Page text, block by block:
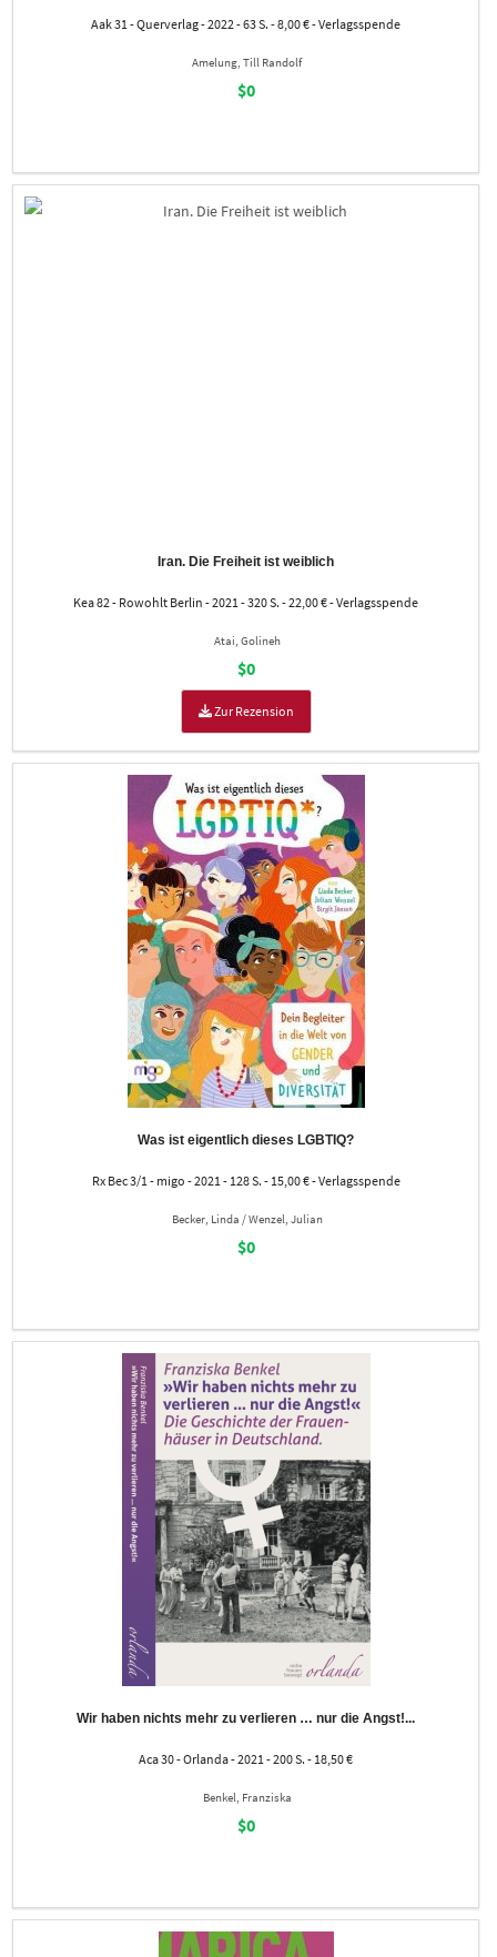
Aak 31 - Querverlag - 2022 - 63 S. - 8,00 € - Verlagsspende
Amelung, Till Randolf
$0
Iran. Die Freiheit ist weiblich
Kea 82 - Rowohlt Berlin - 2021 - 320 S. - 22,00 € - Verlagsspende
Atai, Golineh
$0
Zur Rezension
Was ist eigentlich dieses LGBTIQ?
Rx Bec 3/1 - migo - 2021 - 128 S. - 15,00 € - Verlagsspende
Becker, Linda / Wenzel, Julian
$0
Wir haben nichts mehr zu verlieren … nur die Angst!...
Aca 30 - Orlanda - 2021 - 200 S. - 18,50 €
Benkel, Franziska
$0